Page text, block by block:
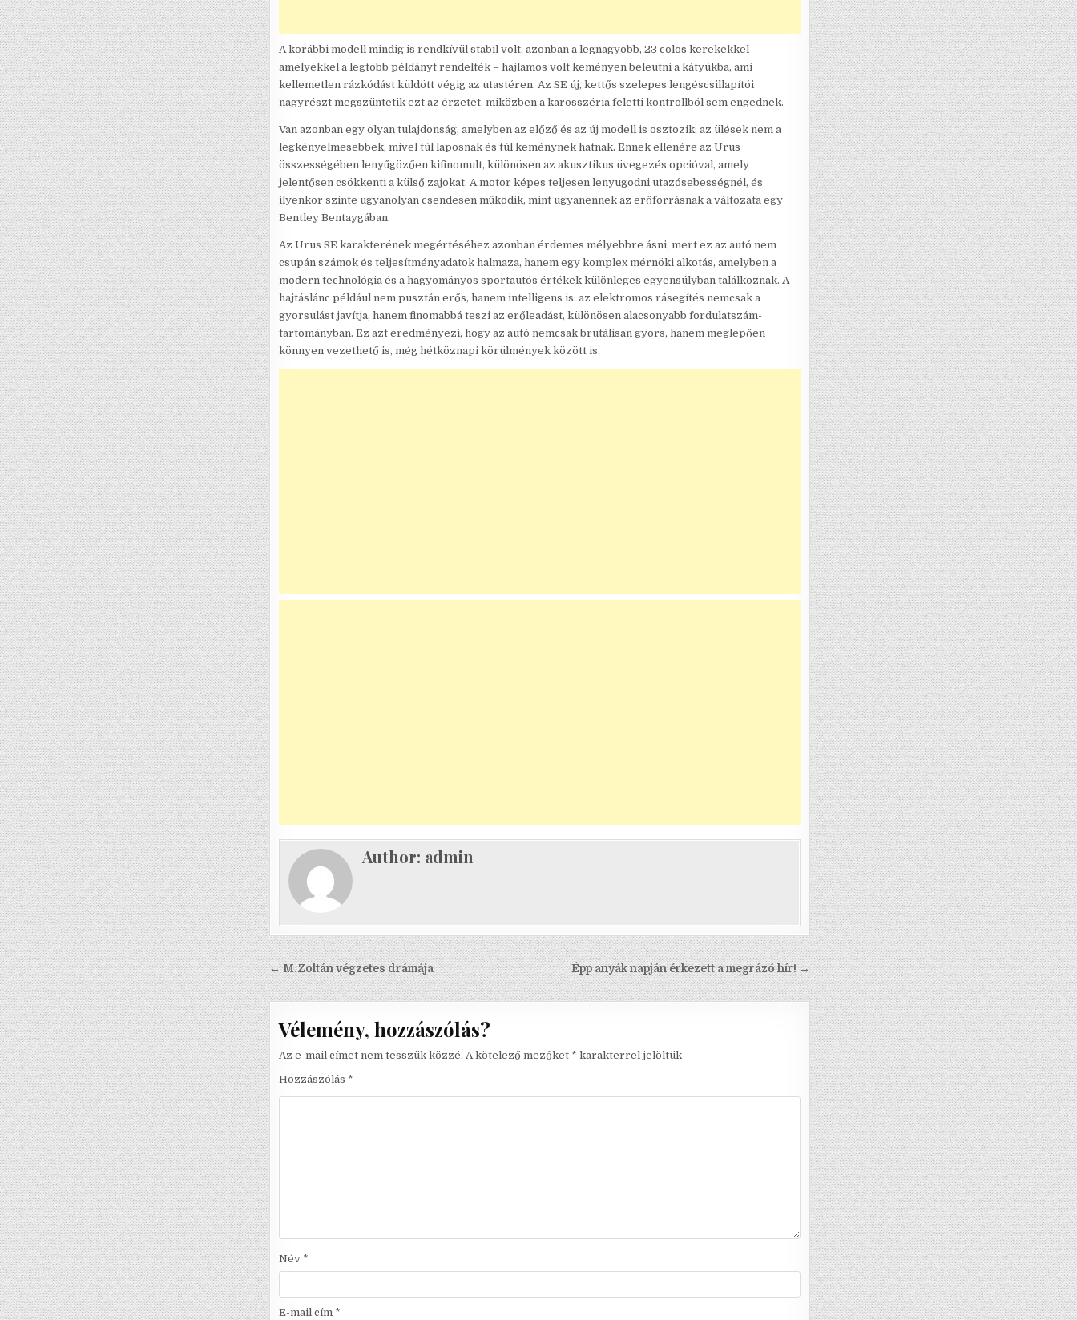
A korábbi modell mindig is rendkívül stabil volt, azonban a legnagyobb, 23 colos kerekekkel –
amelyekkel a legtöbb példányt rendelték – hajlamos volt keményen beleütni a kátyúkba, ami
kellemetlen rázkódást küldött végig az utastéren. Az SE új, kettős szelepes lengéscsillapítói
nagyrészt megszüntetik ezt az érzetet, miközben a karosszéria feletti kontrollból sem engednek.
Van azonban egy olyan tulajdonság, amelyben az előző és az új modell is osztozik: az ülések nem a
legkényelmesebbek, mivel túl laposnak és túl keménynek hatnak. Ennek ellenére az Urus
összességében lenyűgözően kifinomult, különösen az akusztikus üvegezés opcióval, amely
jelentősen csökkenti a külső zajokat. A motor képes teljesen lenyugodni utazósebességnél, és
ilyenkor szinte ugyanolyan csendesen működik, mint ugyanennek az erőforrásnak a változata egy
Bentley Bentaygában.
Az Urus SE karakterének megértéséhez azonban érdemes mélyebbre ásni, mert ez az autó nem
csupán számok és teljesítményadatok halmaza, hanem egy komplex mérnöki alkotás, amelyben a
modern technológia és a hagyományos sportautós értékek különleges egyensúlyban találkoznak. A
hajtáslánc például nem pusztán erős, hanem intelligens is: az elektromos rásegítés nemcsak a
gyorsulást javítja, hanem finomabbá teszi az erőleadást, különösen alacsonyabb fordulatszám-
tartományban. Ez azt eredményezi, hogy az autó nemcsak brutálisan gyors, hanem meglepően
könnyen vezethető is, még hétköznapi körülmények között is.
Author: admin
Bejegyzés navigáció Épp anyák napján érkezett a megrázó hír! →
← M.Zoltán végzetes drámája
Vélemény, hozzászólás?
Az e-mail címet nem tesszük közzé. A kötelező mezőket * karakterrel jelöltük
Hozzászólás *
Név *
E-mail cím *